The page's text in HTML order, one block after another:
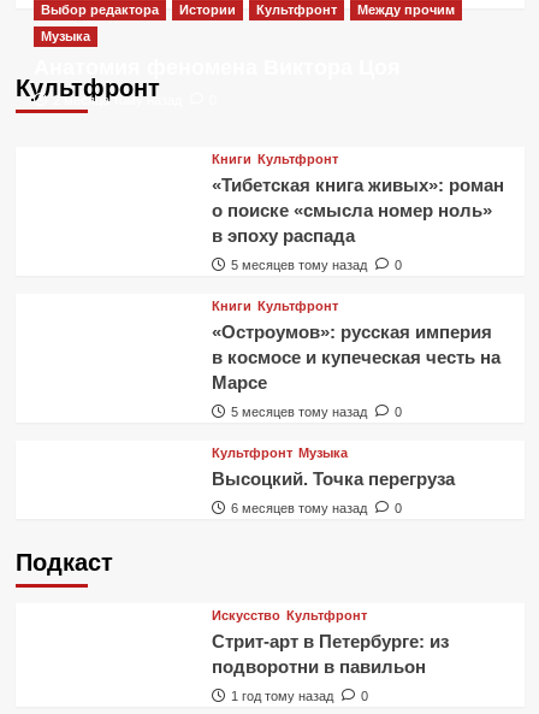
Культфронт
Выбор редактора Истории Культфронт
Между прочим
Музыка
2 месяца тому назад
Книги Культфронт
«Тибетская книга живых»: роман
о поиске «смысла номер ноль»
в эпоху распада
5 месяцев тому назад 0
Книги Культфронт
«Остроумов»: русская империя
в космосе и купеческая честь на
Марсе
5 месяцев тому назад 0
Культфронт Музыка
Высоцкий. Точка перегруза
6 месяцев тому назад 0
Подкаст
Искусство Культфронт
Стрит-арт в Петербурге: из
подворотни в павильон
1 год тому назад 0